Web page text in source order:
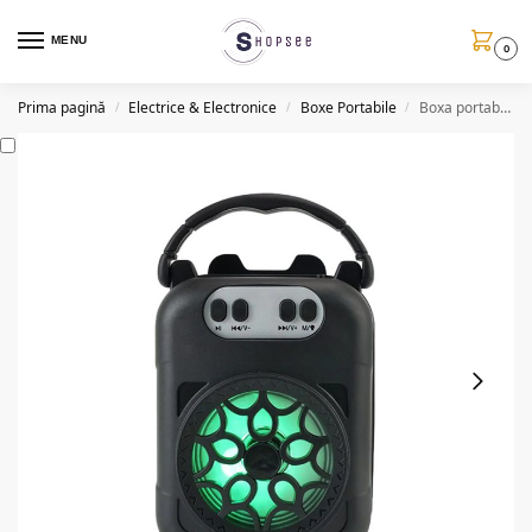
MENU
0
Prima pagină / Electrice & Electronice / Boxe Portabile / Boxa portabila QYX331, LED RGB, suport telefon, 15W P.M.P.O.